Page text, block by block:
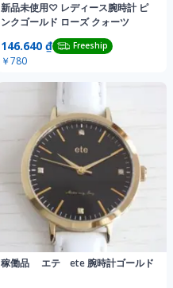
新品未使用♡ レディース腕時計 ピ
ンクゴールド ローズ クォーツ
146.640 ₫ Freeship
￥780
稼働品 エテ ete 腕時計ゴールド